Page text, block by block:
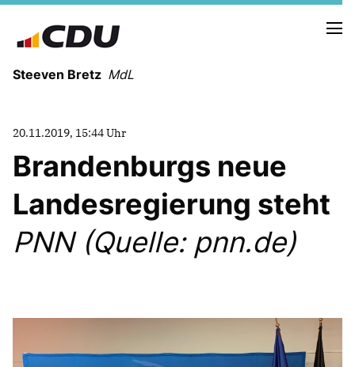
Steeven Bretz MdL
VITA
WAHLKREISBESUCHE
PRESSEFOTOS
MEIN BÜRGERBÜRO
Anträge CDU
20.11.2019, 15:44 Uhr
Brandenburgs neue
Landesregierung steht
PNN (Quelle: pnn.de)